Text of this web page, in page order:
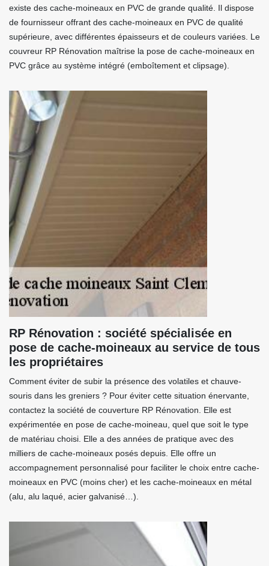
existe des cache-moineaux en PVC de grande qualité. Il dispose
de fournisseur offrant des cache-moineaux en PVC de qualité
supérieure, avec différentes épaisseurs et de couleurs variées. Le
couvreur RP Rénovation maîtrise la pose de cache-moineaux en
PVC grâce au système intégré (emboîtement et clipsage).
RP Rénovation : société spécialisée en
pose de cache-moineaux au service de tous
les propriétaires
Comment éviter de subir la présence des volatiles et chauve-
souris dans les greniers ? Pour éviter cette situation énervante,
contactez la société de couverture RP Rénovation. Elle est
expérimentée en pose de cache-moineau, quel que soit le type
de matériau choisi. Elle a des années de pratique avec des
milliers de cache-moineaux posés depuis. Elle offre un
accompagnement personnalisé pour faciliter le choix entre cache-
moineaux en PVC (moins cher) et les cache-moineaux en métal
(alu, alu laqué, acier galvanisé…).